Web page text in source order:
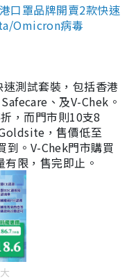
口罩品牌開賣2款快速
Omicron病毒
測試套裝，包括香港
、及V-Chek。
，而門市則10支8
，售價低至
到。V-Chek門市購買
限，售完即止。